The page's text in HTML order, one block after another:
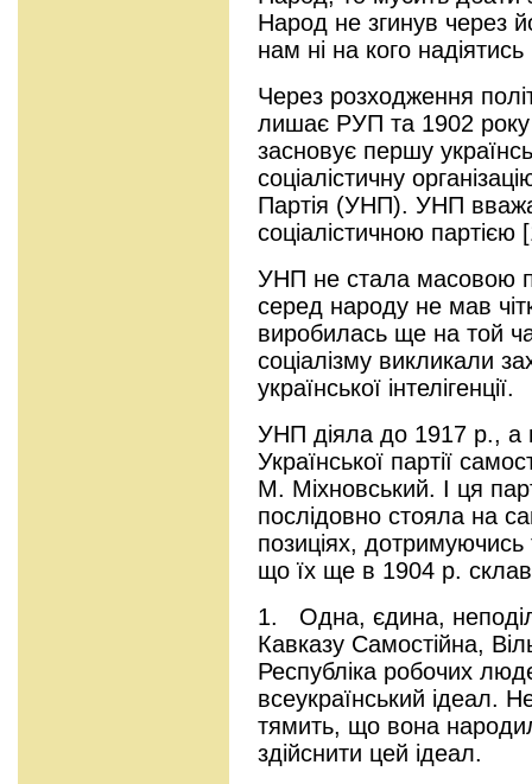
Народ не згинув через
нам ні на кого
Через розходження
лишає РУП та 1902
засновує першу
соціалістичну
Партія (УНП). УНП
соціалістичною партією
УНП не стала масовою
серед народу не мав
виробилась ще на той
соціалізму викликали
української інтелігенції.
УНП діяла до 1917 р., а
Української партії
М. Міхновський. І ця
послідовно стояла на
позиціях,
що їх ще в 1904 р.
1. Одна, єдина,
Кавказу Самостійна,
Республіка робочих
всеукраїнський ідеал.
тямить, що вона
здійснити цей ідеал.